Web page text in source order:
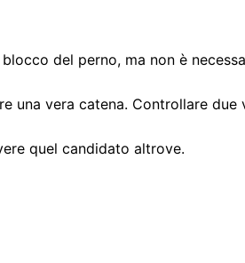
del perno, ma non è
una vera catena. Controllare due
quel candidato altrove.